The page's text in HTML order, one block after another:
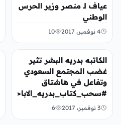
عياف لـ منصر وزير الحرس
الوطني
4 نوفمبر، 2017 10
عربي ودولي
الكاتبه بدريه البشر تثير
غضب المجتمع السعودي
وتفاعل في هاشتاق
#سحب_كتاب_بدريه_الاباحي
3 نوفمبر، 2017 6